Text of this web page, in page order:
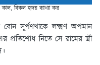
বিকল হৃদয় ব্যাখ্যা কর
বোন সূর্পণখাকে লক্ষ্মণ অপমান
নিতে সে রামের স্ত্রী